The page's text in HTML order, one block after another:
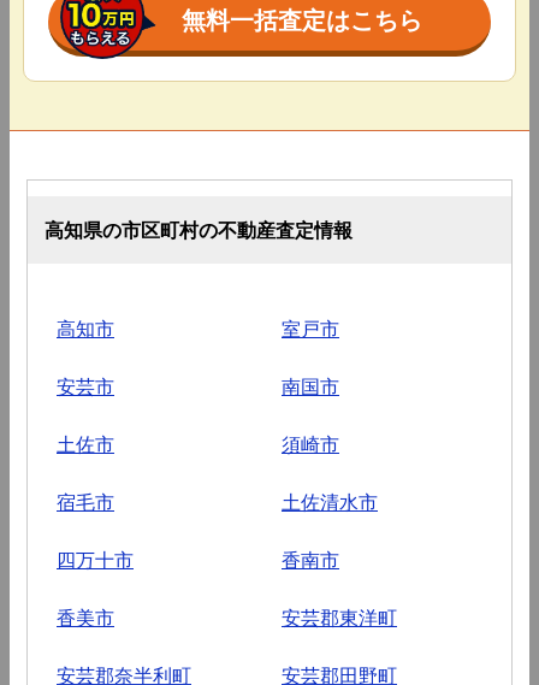
無料一括査定はこちら
高知県の市区町村の不動産査定情報
高知市 室戸市
安芸市 南国市
土佐市 須崎市
宿毛市 土佐清水市
四万十市 香南市
香美市 安芸郡東洋町
安芸郡奈半利町 安芸郡田野町